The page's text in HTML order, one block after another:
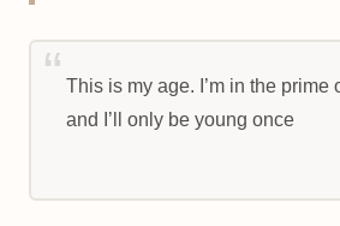
This is my age. I’m in the prime
and I’ll only be young once